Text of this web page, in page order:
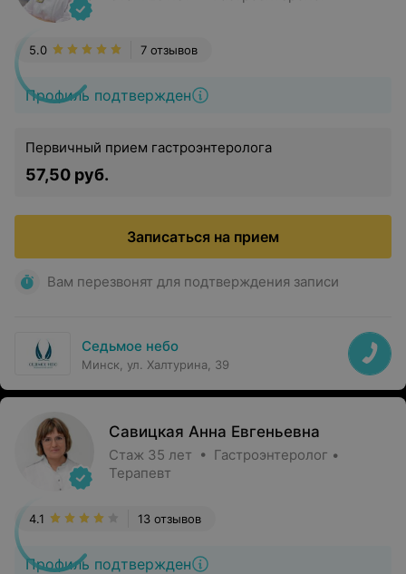
Профиль подтвержден
7 отзывов
5.0
Первичный прием гастроэнтеролога
57,50 руб.
Записаться на прием
Вам перезвонят для подтверждения записи
Седьмое небо
Минск, ул. Халтурина, 39
Савицкая Анна Евгеньевна
Стаж 35 лет • Гастроэнтеролог •
Терапевт
Профиль подтвержден
13 отзывов
4.1